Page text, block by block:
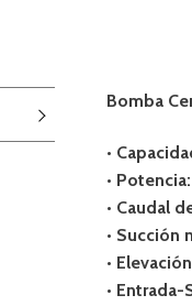
Bomba
•
• Potencia:
• Caudal
• Succión
•
• Entrada-